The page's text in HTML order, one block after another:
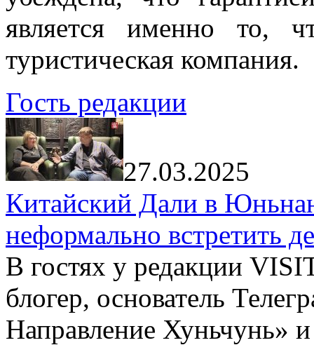
является именно то,
туристическая компания.
Гость редакции
27.03.2025
Китайский Дали в
неформально встретить
В гостях у редакции
блогер, основатель
Направление Хуньчунь»